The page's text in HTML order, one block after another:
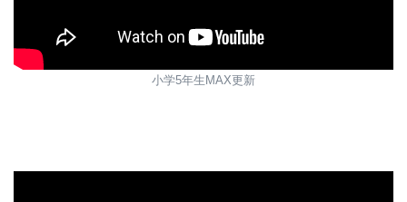
小学5年生MAX更新